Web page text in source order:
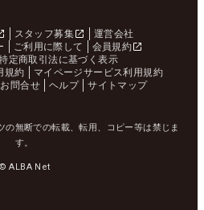
スタッフ募集
運営会社
ご利用に際して
会員規約
定商取引法に基づく表示
規約
マイページサービス利用規約
お問合せ ヘルプ サイトマップ
の無断での転載、転用、コピー等は禁じま
す。
© ALBA Net